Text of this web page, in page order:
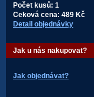
Počet kusů: 1
Ceková cena: 489 Kč
Detail objednávky
Jak u nás nakupovat?
Jak objednávat?